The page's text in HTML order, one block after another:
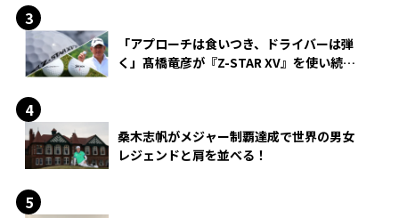
「アプローチは食いつき、ドライバーは弾
く」髙橋竜彦が『Z-STAR XV』を使い続け
桑木志帆がメジャー制覇達成で世界の男女
レジェンドと肩を並べる！